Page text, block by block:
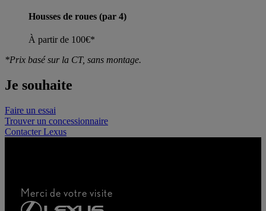
Housses de roues (par 4)
À partir de 100€*
*Prix basé sur la CT, sans montage.
Je souhaite
Faire un essai
Trouver un concessionnaire
Contacter Lexus
Merci de votre visite